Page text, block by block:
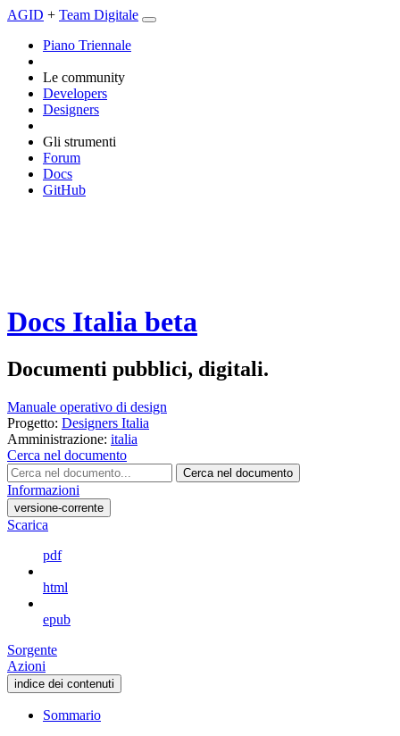
AGID + Team Digitale
Piano Triennale
Le community
Developers
Designers
Gli strumenti
Forum
Docs
GitHub
Docs Italia beta
Documenti pubblici, digitali.
Manuale operativo di design
Progetto: Designers Italia
Amministrazione: italia
Cerca nel documento
Cerca nel documento
Informazioni
versione-corrente
Scarica
pdf
html
epub
Sorgente
Azioni
indice dei contenuti
Sommario